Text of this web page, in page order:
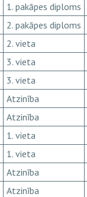
1. pakāpes diploms
2. pakāpes diploms
2. vieta
3. vieta
3. vieta
Atzinība
Atzinība
1. vieta
1. vieta
Atzinība
Atzinība